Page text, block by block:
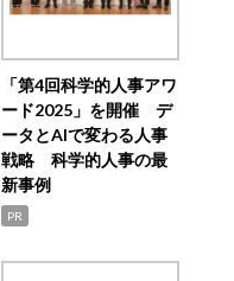
「第4回科学的人事アワ
ード2025」を開催 デ
ータとAIで変わる人事
戦略 科学的人事の最
新事例
PR